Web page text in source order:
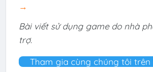
→
Bài viết sử dụng game do nhà
trợ.
Tham gia cùng chúng tôi trên